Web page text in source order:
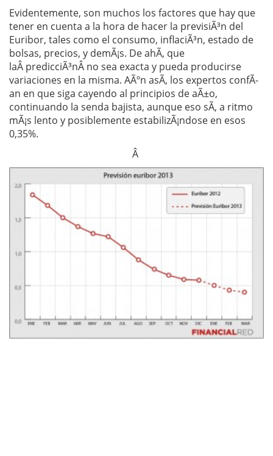
Evidentemente, son muchos los factores que hay que
tener en cuenta a la hora de hacer la previsiÃ³n del
Euribor, tales como el consumo, inflaciÃ³n, estado de
bolsas, precios, y demÃ¡s. De ahÃ­, que
laÂ predicciÃ³nÂ no sea exacta y pueda producirse
variaciones en la misma. AÃºn asÃ­, los expertos confÃ­
an en que siga cayendo al principios de aÃ±o,
continuando la senda bajista, aunque eso sÃ­, a ritmo
mÃ¡s lento y posiblemente estabilizÃ¡ndose en esos
0,35%.
Â